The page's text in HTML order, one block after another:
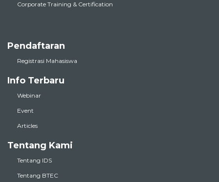
Corporate Training & Certification
Pendaftaran
Registrasi Mahasiswa
Info Terbaru
Webinar
Event
Articles
Tentang Kami
Tentang IDS
Tentang BTEC